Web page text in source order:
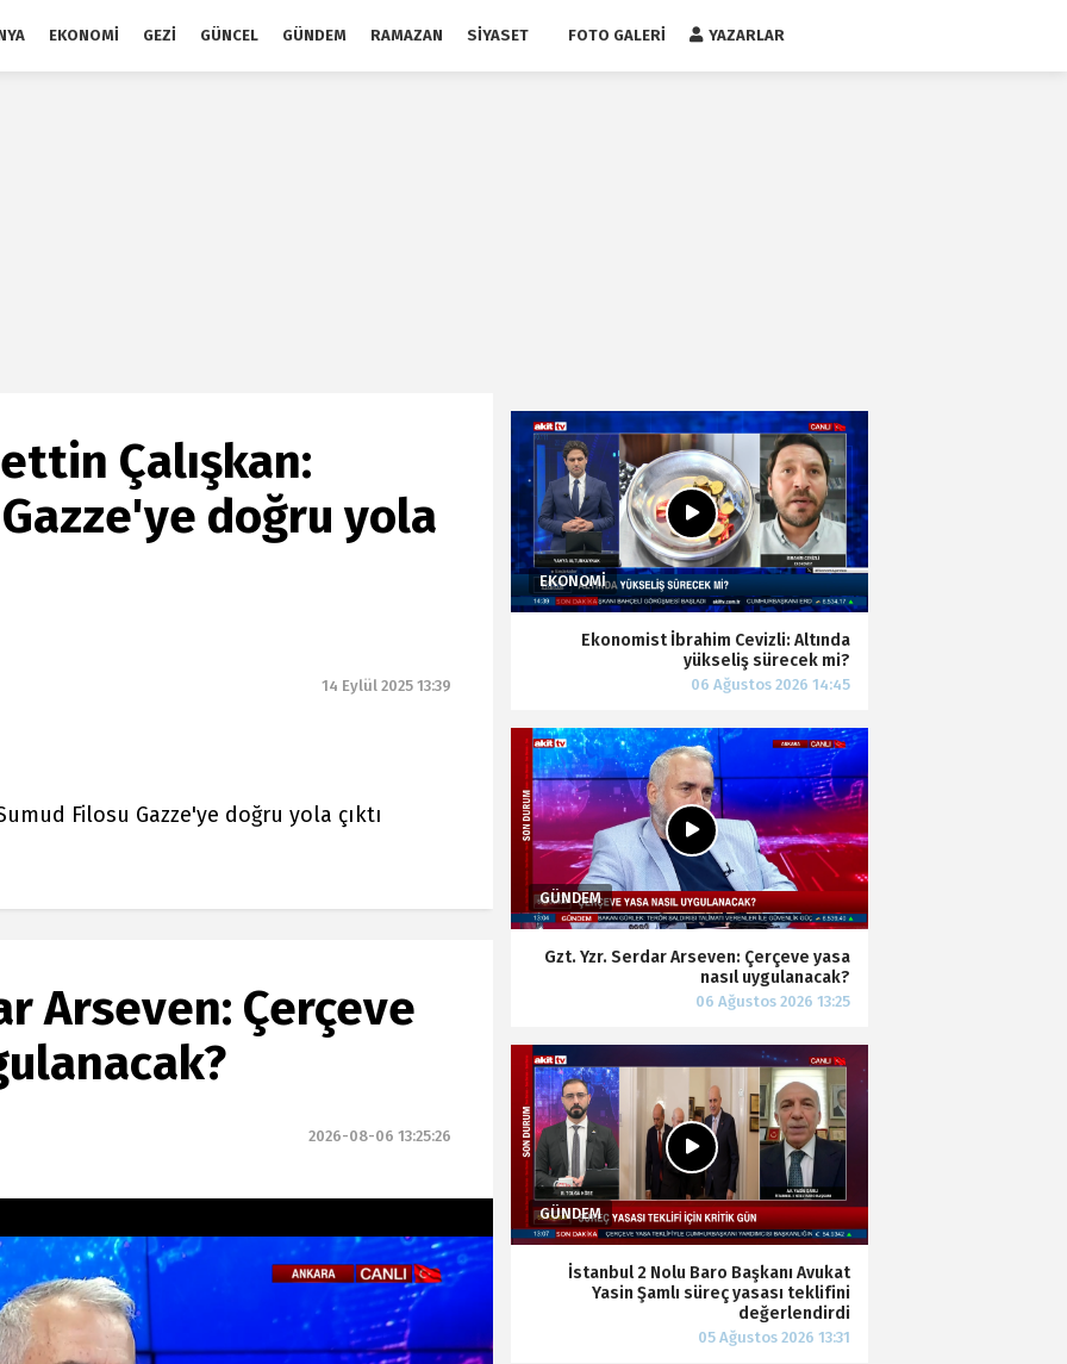
EKONOMI GEZI GÜNCEL GÜNDEM RAMAZAN SIYASET FOTO GALERI YAZARLAR
Çalışkan:
doğru yola
14 Eylül 2025 13:39
Filosu Gazze'ye doğru yola çıktı
Arseven: Çerçeve
2026-08-06 13:25:26
Ekonomist İbrahim Cevizli: Altında
yükseliş sürecek mi?
Gzt. Yzr. Serdar Arseven: Çerçeve yasa
nasıl uygulanacak?
İstanbul 2 Nolu Baro Başkanı Avukat
Yasin Şamlı süreç yasası teklifini
değerlendirdi